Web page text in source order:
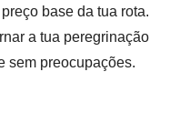
base da tua rota.
a tua peregrinação
sem preocupações.